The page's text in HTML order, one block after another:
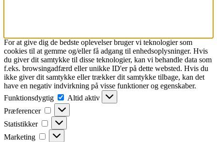
For at give dig de bedste oplevelser bruger vi teknologier som
cookies til at gemme og/eller få adgang til enhedsoplysninger. Hvis
du giver dit samtykke til disse teknologier, kan vi behandle data som
f.eks. browsingadfærd eller unikke ID'er på dette websted. Hvis du
ikke giver dit samtykke eller trækker dit samtykke tilbage, kan det
have en negativ indvirkning på visse funktioner og egenskaber.
Funktionsdygtig
Funktionsdygtig
Altid aktiv
Præferencer
Præferencer
Statistikker Statistikker
Marketing Marketing